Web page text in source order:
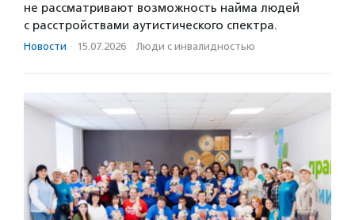
не рассматривают возможность найма людей
с расстройствами аутистического спектра.
Новости · 15.07.2026 · Люди с инвалидностью